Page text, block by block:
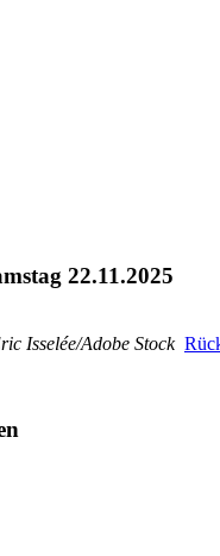
22.11.2025
Isselée/Adobe Stock